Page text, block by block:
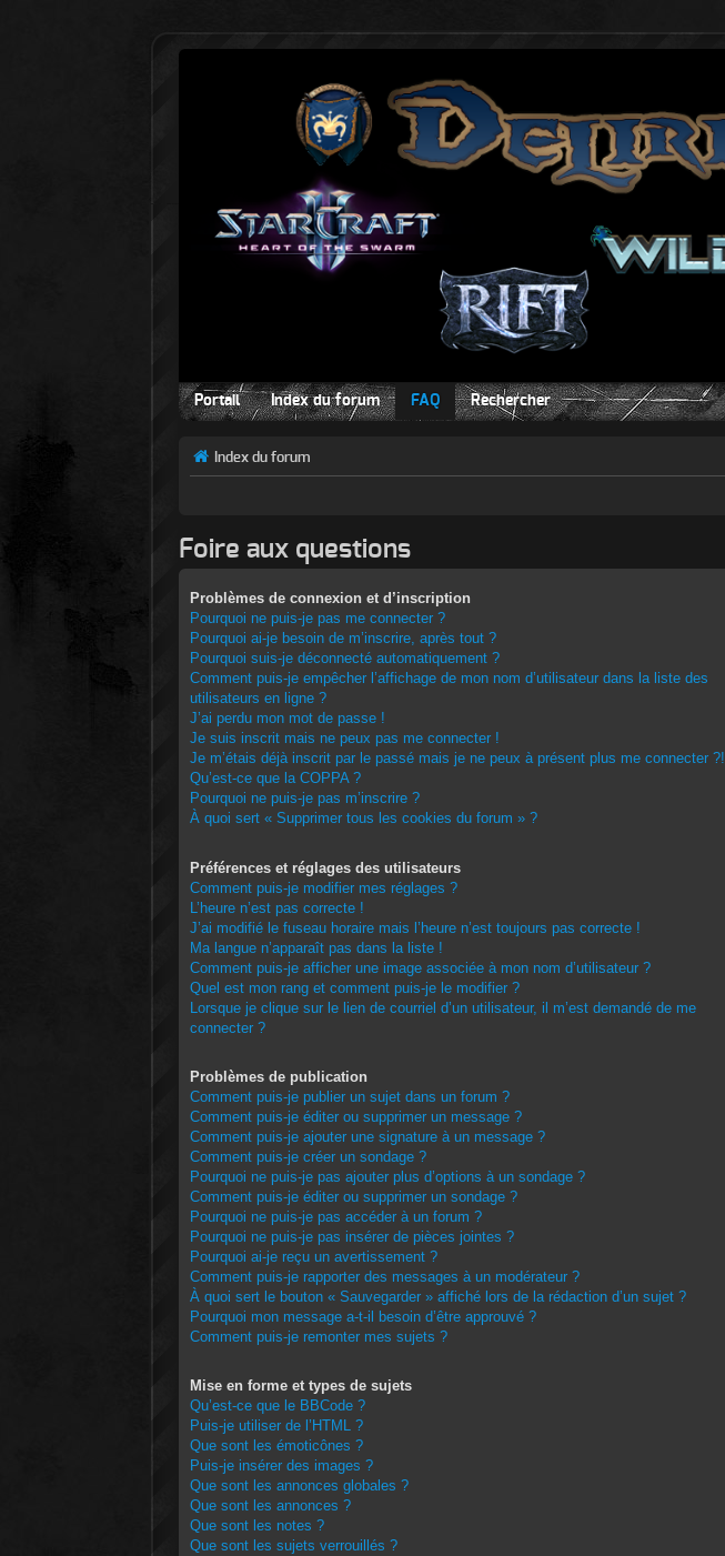
Portail Index du forum FAQ Rechercher
Index du forum
Foire aux questions
Problèmes de connexion et d’inscription
Pourquoi ne puis-je pas me connecter ?
Pourquoi ai-je besoin de m’inscrire, après tout ?
Pourquoi suis-je déconnecté automatiquement ?
Comment puis-je empêcher l’affichage de mon nom d’utilisateur dans la liste des
utilisateurs en ligne ?
J’ai perdu mon mot de passe !
Je suis inscrit mais ne peux pas me connecter !
Je m’étais déjà inscrit par le passé mais je ne peux à présent plus me connecter ?!
Qu’est-ce que la COPPA ?
Pourquoi ne puis-je pas m’inscrire ?
À quoi sert « Supprimer tous les cookies du forum » ?
Préférences et réglages des utilisateurs
Comment puis-je modifier mes réglages ?
L’heure n’est pas correcte !
J’ai modifié le fuseau horaire mais l’heure n’est toujours pas correcte !
Ma langue n’apparaît pas dans la liste !
Comment puis-je afficher une image associée à mon nom d’utilisateur ?
Quel est mon rang et comment puis-je le modifier ?
Lorsque je clique sur le lien de courriel d’un utilisateur, il m’est demandé de me
connecter ?
Problèmes de publication
Comment puis-je publier un sujet dans un forum ?
Comment puis-je éditer ou supprimer un message ?
Comment puis-je ajouter une signature à un message ?
Comment puis-je créer un sondage ?
Pourquoi ne puis-je pas ajouter plus d’options à un sondage ?
Comment puis-je éditer ou supprimer un sondage ?
Pourquoi ne puis-je pas accéder à un forum ?
Pourquoi ne puis-je pas insérer de pièces jointes ?
Pourquoi ai-je reçu un avertissement ?
Comment puis-je rapporter des messages à un modérateur ?
À quoi sert le bouton « Sauvegarder » affiché lors de la rédaction d’un sujet ?
Pourquoi mon message a-t-il besoin d’être approuvé ?
Comment puis-je remonter mes sujets ?
Mise en forme et types de sujets
Qu’est-ce que le BBCode ?
Puis-je utiliser de l’HTML ?
Que sont les émoticônes ?
Puis-je insérer des images ?
Que sont les annonces globales ?
Que sont les annonces ?
Que sont les notes ?
Que sont les sujets verrouillés ?